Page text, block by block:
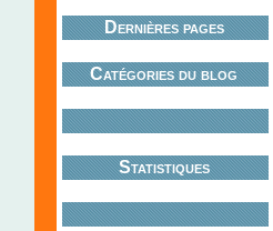
Dernières pages
Catégories du blog
Statistiques